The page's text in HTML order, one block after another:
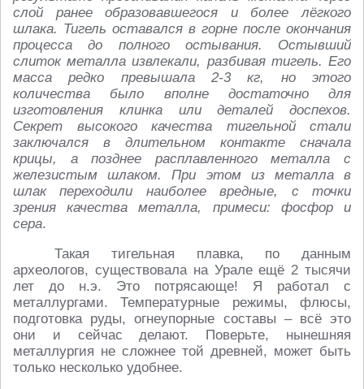
слой ранее образовавшегося и более лёгкого
шлака. Тигель оставался в горне после окончания
процесса до полного остывания. Остывший
слиток металла извлекали, разбивая тигель. Его
масса редко превышала 2-3 кг, но этого
количества было вполне достаточно для
изготовления клинка или деталей доспехов.
Секрет высокого качества тигельной стали
заключался в длительном контакте сначала
крицы, а позднее расплавленного металла с
железистым шлаком. При этом из металла в
шлак переходили наиболее вредные, с точки
зрения качества металла, примеси: фосфор и
сера.
Такая тигельная плавка, по данным
археологов, существовала на Урале ещё 2 тысячи
лет до н.э. Это потрясающе! Я работал с
металлургами. Температурные режимы, флюсы,
подготовка руды, огнеупорные составы – всё это
они и сейчас делают. Поверьте, нынешняя
металлургия не сложнее той древней, может быть
только несколько удобнее.